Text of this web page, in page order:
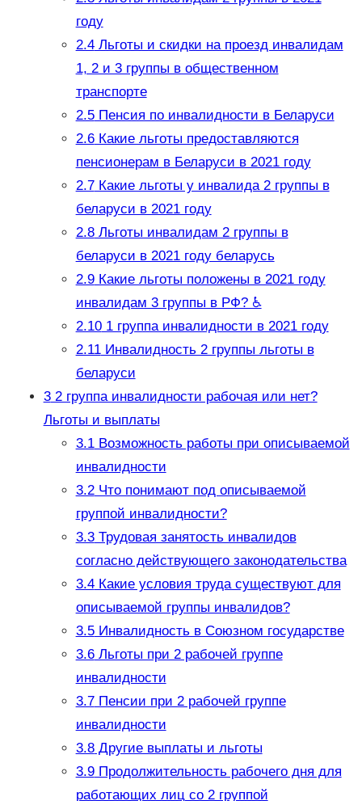
году
2.4Льготы и скидки на проезд инвалидам
1, 2 и 3 группы в общественном
транспорте
2.5Пенсия по инвалидности в Беларуси
2.6Какие льготы предоставляются
пенсионерам в Беларуси в 2021 году
2.7Какие льготы у инвалида 2 группы в
беларуси в 2021 году
2.8Льготы инвалидам 2 группы в
беларуси в 2021 году беларусь
2.9Какие льготы положены в 2021 году
инвалидам 3 группы в РФ? ♿
2.101 группа инвалидности в 2021 году
2.11Инвалидность 2 группы льготы в
беларуси
32 группа инвалидности рабочая или нет?
Льготы и выплаты
3.1Возможность работы при описываемой
инвалидности
3.2Что понимают под описываемой
группой инвалидности?
3.3Трудовая занятость инвалидов
согласно действующего законодательства
3.4Какие условия труда существуют для
описываемой группы инвалидов?
3.5Инвалидность в Союзном государстве
3.6Льготы при 2 рабочей группе
инвалидности
3.7Пенсии при 2 рабочей группе
инвалидности
3.8Другие выплаты и льготы
3.9Продолжительность рабочего дня для
работающих лиц со 2 группой